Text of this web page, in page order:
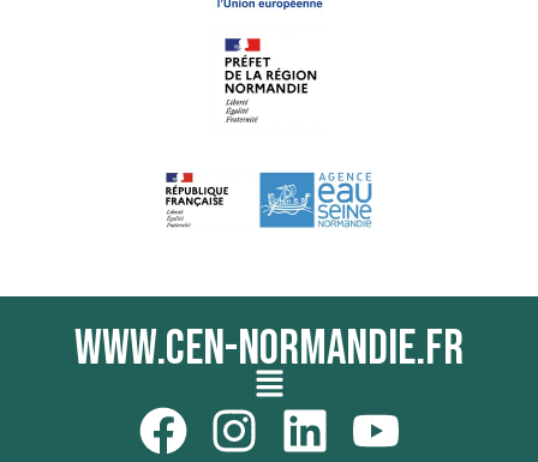
www.cen-normandie.fr
Menu
F
I
L
Y